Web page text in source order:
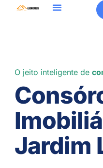
O jeito inteligente de
Jardim